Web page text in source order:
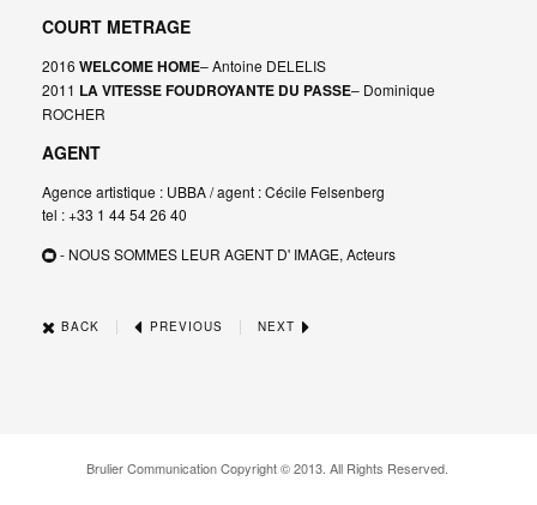
COURT METRAGE
2016 WELCOME HOME– Antoine DELELIS
2011 LA VITESSE FOUDROYANTE DU PASSE– Dominique
ROCHER
AGENT
Agence artistique : UBBA / agent : Cécile Felsenberg
tel : +33 1 44 54 26 40
- NOUS SOMMES LEUR AGENT D' IMAGE, Acteurs
BACK | PREVIOUS | NEXT
Brulier Communication Copyright © 2013. All Rights Reserved.